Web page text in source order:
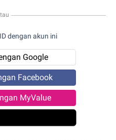
dengan akun ini
Google
Facebook
MyValue